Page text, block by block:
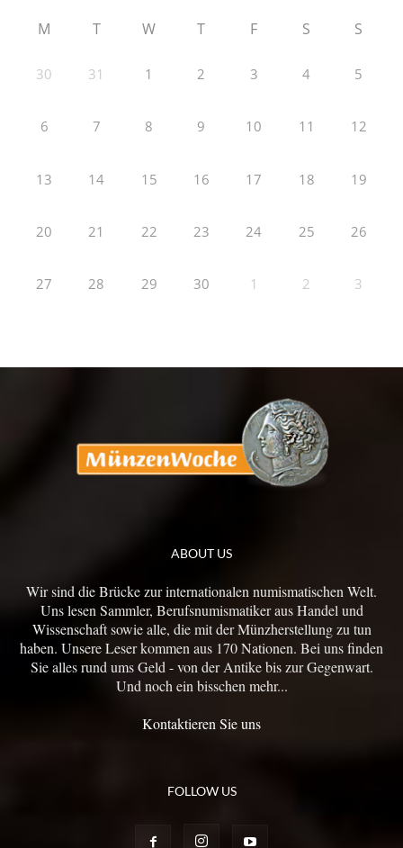
M T W T F S S
30 31 1 2 3 4 5
6 7 8 9 10 11 12
13 14 15 16 17 18 19
20 21 22 23 24 25 26
27 28 29 30 1 2 3
ABOUT US
Wir sind die Brücke zur internationalen numismatischen Welt.
Uns lesen Sammler, Berufsnumismatiker aus Handel und
Wissenschaft sowie alle, die mit der Münzherstellung zu tun
haben. Unsere Leser kommen aus 170 Nationen. Bei uns finden
Sie alles rund ums Geld - von der Antike bis zur Gegenwart.
Und noch ein bisschen mehr...
Kontaktieren Sie uns
FOLLOW US